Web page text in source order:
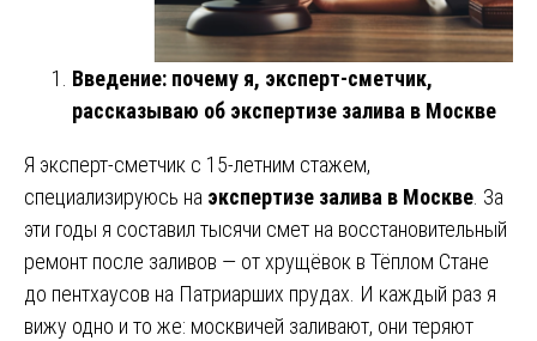
Введение: почему я, эксперт-сметчик,
рассказываю об экспертизе залива в Москве
Я эксперт-сметчик с 15-летним стажем,
специализируюсь на экспертизе залива в Москве . За
эти годы я составил тысячи смет на восстановительный
ремонт после заливов — от хрущёвок в Тёплом Стане
до пентхаусов на Патриарших прудах. И каждый раз я
вижу одно и то же: москвичей заливают, они теряют